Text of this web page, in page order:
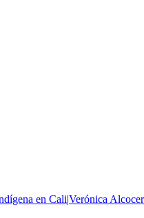
en Cali|Verónica Alcocer